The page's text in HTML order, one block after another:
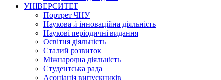
УНІВЕРСИТЕТ
Портрет ЧНУ
Наукова й інноваційна діяльність
Наукові періодичні видання
Освітня діяльність
Сталий розвиток
Міжнародна діяльність
Студентська рада
Асоціація випускників